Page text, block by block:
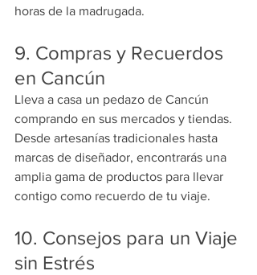
horas de la madrugada.
9. Compras y Recuerdos
en Cancún
Lleva a casa un pedazo de Cancún
comprando en sus mercados y tiendas.
Desde artesanías tradicionales hasta
marcas de diseñador, encontrarás una
amplia gama de productos para llevar
contigo como recuerdo de tu viaje.
10. Consejos para un Viaje
sin Estrés